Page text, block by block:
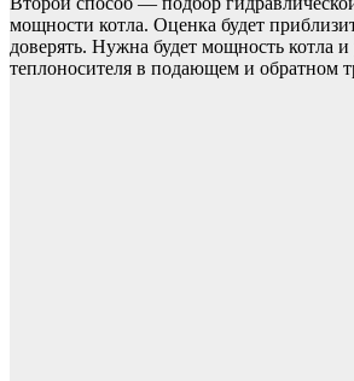
мощности котла. Оценка будет
доверять. Нужна будет мощность котла и
теплоносителя в подающем и обратном